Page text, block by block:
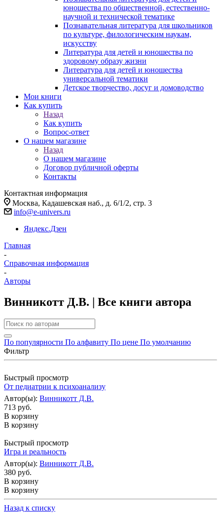
юношества по общественной, естественно-
научной и технической тематике
Познавательная литература для школьников
по культуре, филологическим наукам,
искусству
Литература для детей и юношества по
здоровому образу жизни
Литература для детей и юношества
универсальной тематики
Детское творчество, досуг и домоводство
Мои книги
Как купить
Назад
Как купить
Вопрос-ответ
О нашем магазине
Назад
О нашем магазине
Договор публичной оферты
Контакты
Контактная информация
Москва, Кадашевская наб., д. 6/1/2, стр. 3
info@e-univers.ru
Яндекс.Дзен
Главная
-
Справочная информация
-
Авторы
Винникотт Д.В. | Все книги автора
По популярности По алфавиту По цене По умолчанию
Фильтр
Быстрый просмотр
От педиатрии к психоанализу
Автор(ы): Винникотт Д.В.
713 руб.
В корзину
В корзину
Быстрый просмотр
Игра и реальность
Автор(ы): Винникотт Д.В.
380 руб.
В корзину
В корзину
Назад к списку